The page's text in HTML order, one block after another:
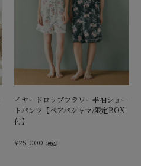
イヤードロップフラワー半袖ショー
トパンツ【ペアパジャマ/限定BOX
付】
¥25,000 （税込）